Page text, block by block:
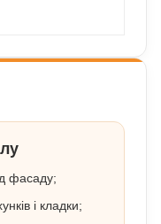
фасаду;
і кладки;